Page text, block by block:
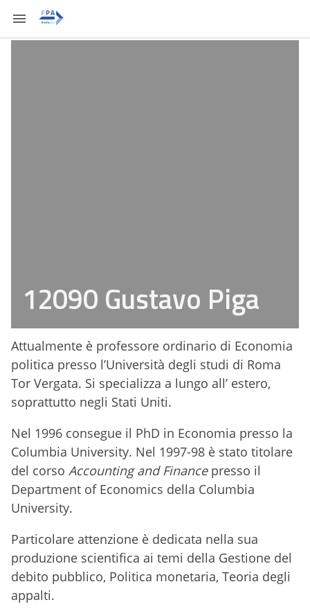
12090 Gustavo Piga
Attualmente è professore ordinario di Economia
politica presso l’Università degli studi di Roma
Tor Vergata. Si specializza a lungo all’ estero,
soprattutto negli Stati Uniti.
Nel 1996 consegue il PhD in Economia presso la
Columbia University. Nel 1997-98 è stato titolare
del corso Accounting and Financepresso il
Department of Economics della Columbia
University.
Particolare attenzione è dedicata nella sua
produzione scientifica ai temi della Gestione del
debito pubblico, Politica monetaria, Teoria degli
appalti.